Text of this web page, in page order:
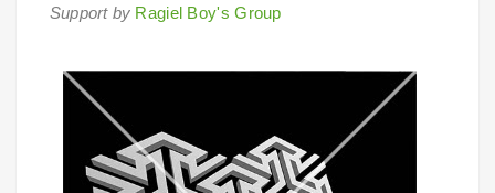
Support by Ragiel Boy's Group